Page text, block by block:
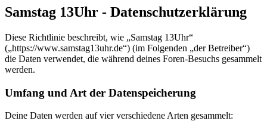
Samstag 13Uhr - Datenschutzerklärung
Diese Richtlinie beschreibt, wie „Samstag 13Uhr“
(„https://www.samstag13uhr.de“) (im Folgenden „der Betreiber“)
die Daten verwendet, die während deines Foren-Besuchs gesammelt
werden.
Umfang und Art der Datenspeicherung
Deine Daten werden auf vier verschiedene Arten gesammelt: